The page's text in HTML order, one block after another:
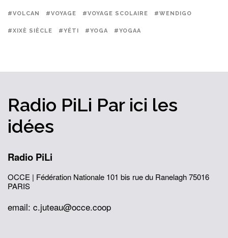
#VOLCAN #VOYAGE #VOYAGE SCOLAIRE #WENDIGO
#XIXÈ SIÈCLE #YÉTI #YOGA #YOGAA
Radio PiLi Par ici les
idées
Radio PiLi
OCCE | Fédération Nationale 101 bis rue du Ranelagh75016
PARIS
email: c.juteau@occe.coop